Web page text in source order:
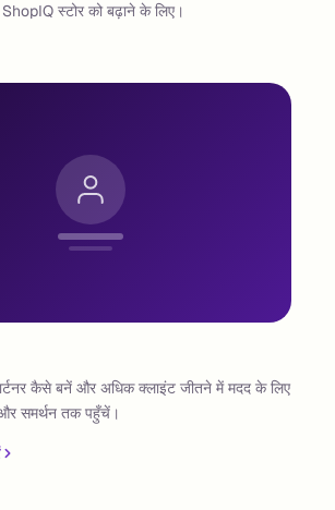
स्टोर को बढ़ाने के लिए।
कैसे बनें और अधिक क्लाइंट जीतने में मदद के लिए
समर्थन तक पहुँचें।